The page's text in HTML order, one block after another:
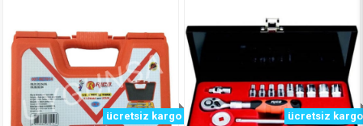
ücretsiz kargo ücretsiz kargo